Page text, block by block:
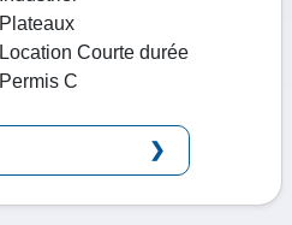
Plateaux
Location Courte durée
Permis C